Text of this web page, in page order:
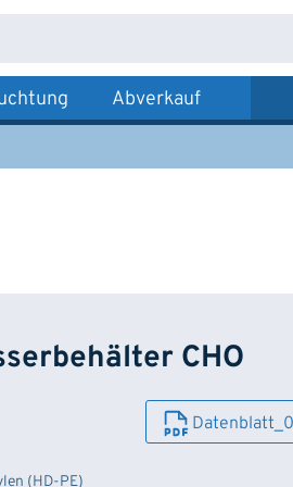
Abverkauf
CHO
(HD-PE)